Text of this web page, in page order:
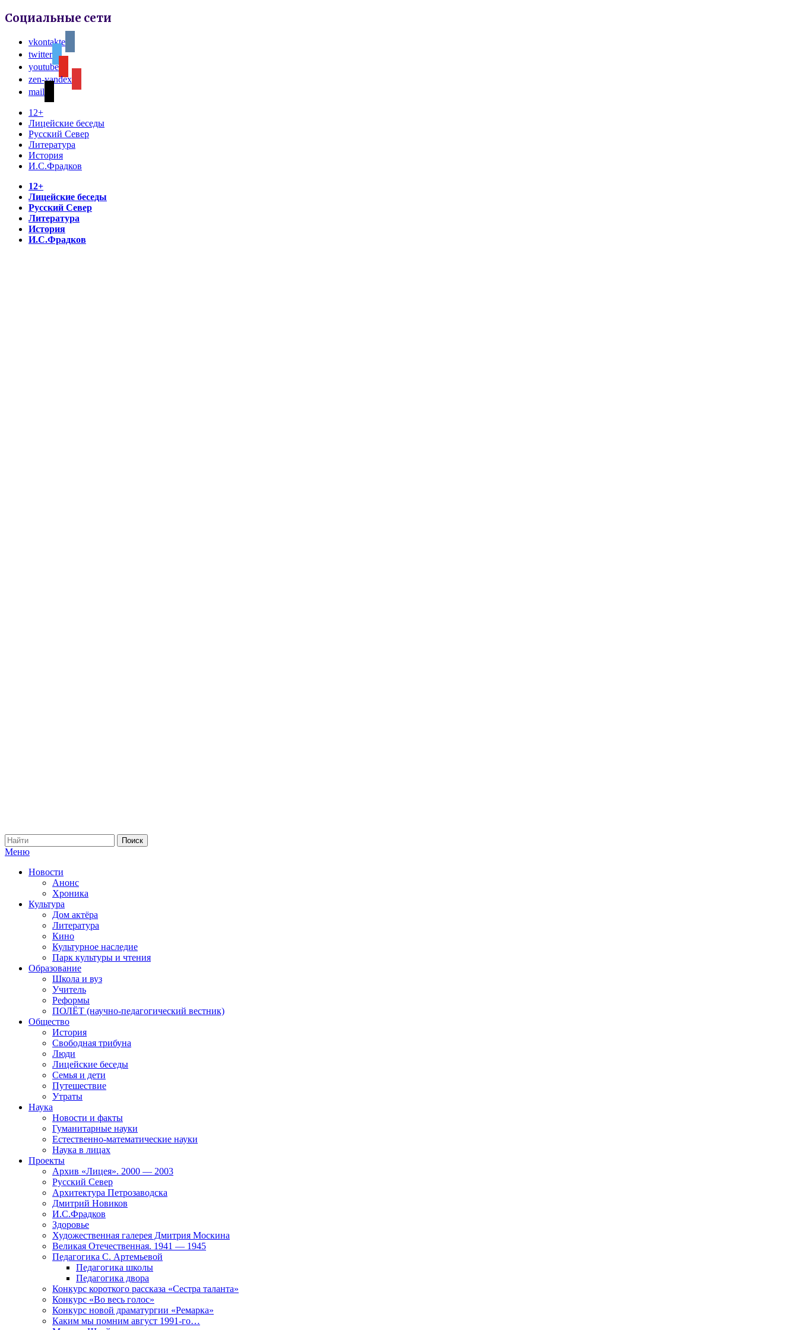
Социальные сети
vkontakte
twitter
youtube
zen-yandex
mail
12+
Лицейские беседы
Русский Север
Литература
История
И.С.Фрадков
12+
Лицейские беседы
Русский Север
Литература
История
И.С.Фрадков
Меню
Новости
Анонс
Хроника
Культура
Дом актёра
Литература
Кино
Культурное наследие
Парк культуры и чтения
Образование
Школа и вуз
Учитель
Реформы
ПОЛЁТ (научно-педагогический вестник)
Общество
История
Свободная трибуна
Люди
Лицейские беседы
Семья и дети
Путешествие
Утраты
Наука
Новости и факты
Гуманитарные науки
Естественно-математические науки
Наука в лицах
Проекты
Архив «Лицея». 2000 — 2003
Русский Север
Архитектура Петрозаводска
Дмитрий Новиков
И.С.Фрадков
Здоровье
Художественная галерея Дмитрия Москина
Великая Отечественная. 1941 — 1945
Педагогика С. Артемьевой
Педагогика школы
Педагогика двора
Конкурс короткого рассказа «Сестра таланта»
Конкурс «Во весь голос»
Конкурс новой драматургии «Ремарка»
Каким мы помним август 1991-го…